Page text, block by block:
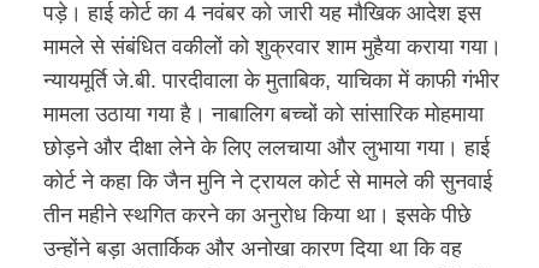
पड़े। हाई कोर्ट का 4 नवंबर को जारी यह मौखिक आदेश इस
मामले से संबंधित वकीलों को शुक्रवार शाम मुहैया कराया गया।
न्यायमूर्ति जे.बी. पारदीवाला के मुताबिक, याचिका में काफी गंभीर
मामला उठाया गया है। नाबालिग बच्चों को सांसारिक मोहमाया
छोड़ने और दीक्षा लेने के लिए ललचाया और लुभाया गया। हाई
कोर्ट ने कहा कि जैन मुनि ने ट्रायल कोर्ट से मामले की सुनवाई
तीन महीने स्थगित करने का अनुरोध किया था। इसके पीछे
उन्होंने बड़ा अतार्किक और अनोखा कारण दिया था कि वह